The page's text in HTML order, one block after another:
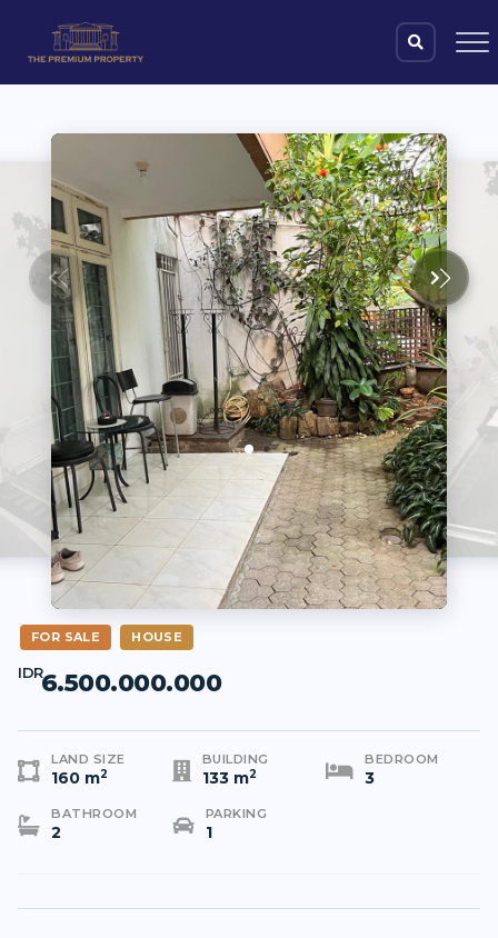
FOR SALE HOUSE
IDR6.500.000.000
LAND SIZE
160 m2
BUILDING
133 m2
BEDROOM
3
BATHROOM
2
PARKING
1